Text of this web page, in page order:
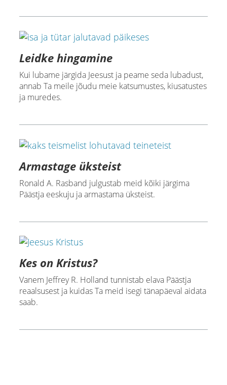
Leidke hingamine
Kui lubame järgida Jeesust ja peame seda lubadust,
annab Ta meile jõudu meie katsumustes, kiusatustes
ja muredes.
Armastage üksteist
Ronald A. Rasband julgustab meid kõiki järgima
Päästja eeskuju ja armastama üksteist.
Kes on Kristus?
Vanem Jeffrey R. Holland tunnistab elava Päästja
reaalsusest ja kuidas Ta meid isegi tänapäeval aidata
saab.